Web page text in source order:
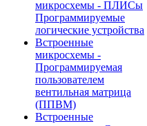
микросхемы - ПЛИСы
Программируемые
логические устройства
Встроенные
микросхемы -
Программируемая
пользователем
вентильная матрица
(ППВМ)
Встроенные